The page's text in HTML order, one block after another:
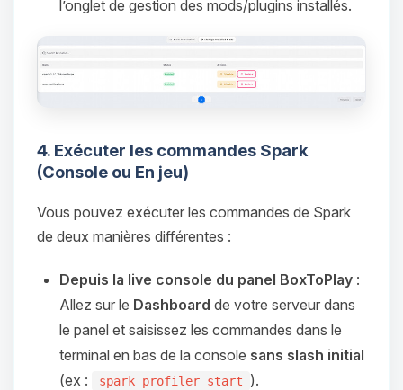
l’onglet de gestion des mods/plugins installés.
4. Exécuter les commandes Spark
(Console ou En jeu)
Vous pouvez exécuter les commandes de Spark
de deux manières différentes :
Depuis la live console du panel BoxToPlay :
Allez sur le Dashboard de votre serveur dans
le panel et saisissez les commandes dans le
terminal en bas de la console sans slash initial
(ex :
spark profiler start
).
tu as besoin et je vais remuer mes
petits circuits pour t’aider.
08/08/2026 à 09:11